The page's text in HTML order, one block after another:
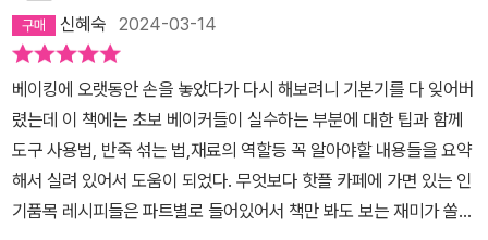
만들어 먹는 카페 디저트라뇨 진기베덕에 넘사벽이었던 메뉴도 용기
있게 도전해보게 되요#마들렌마들렌은 1탄으로 만나본 구움과자여
서 용기있게 대량생산해봤어요집에 당근 펄프가 많아서 당근 크럼블
마들렌을 엄청 구웠는데 요것도 넘나리 맛난것!크림치즈 덩어리가 바
닥날때까지 아낌없이 구워낸 #바스크 치즈 케이크요거 정말 카페에
서 먹을때마다 꼭 한번 만들어보고싶다...크게 한판 구워 맘껏 먹어보
리라...했었는데 ㅎㅎ요것도 엄지척!! 느무느무 맛있으니깐요두번 세
신혜숙 2024-03-14
베이킹에 오랫동안 손을 놓았다가 다시 해보려니 기본기를 다 잊어버
렸는데 이 책에는 초보 베이커들이 실수하는 부분에 대한 팁과 함께
도구 사용법, 반죽 섞는 법,재료의 역할등 꼭 알아야할 내용들을 요약
해서 실려 있어서 도움이 되었다. 무엇보다 핫플 카페에 가면 있는 인
기품목 레시피들은 파트별로 들어있어서 책만 봐도 보는 재미가 쏠쏠